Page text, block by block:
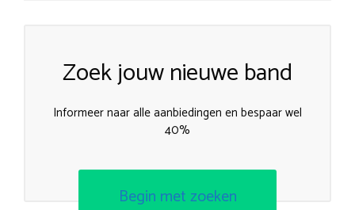
Zoek jouw nieuwe band
Informeer naar alle aanbiedingen en bespaar wel
40%
Begin met zoeken